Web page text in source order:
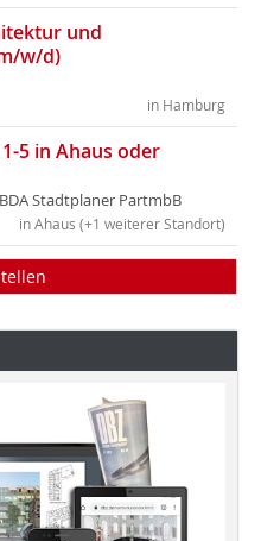
und
w/d)
in Hamburg
5 in Ahaus oder
Stadtplaner PartmbB
in Ahaus (+1 weiterer Standort)